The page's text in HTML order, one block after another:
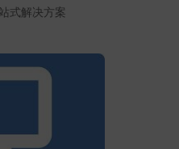
式解决方案